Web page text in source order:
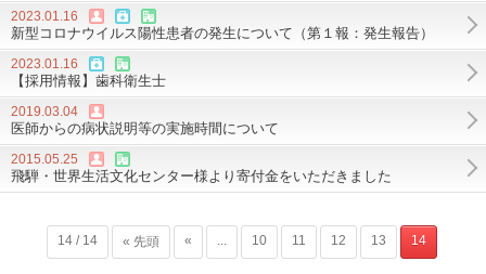
2023.01.16
新型コロナウイルス陽性患者の発生について（第１報：発生報告）
2023.01.16
【採用情報】歯科衛生士
2019.03.04
医師からの病状説明等の実施時間について
2015.05.25
飛騨・世界生活文化センター様より寄付金をいただきました
14 / 14 « 先頭 « ... 10 11 12 13 14